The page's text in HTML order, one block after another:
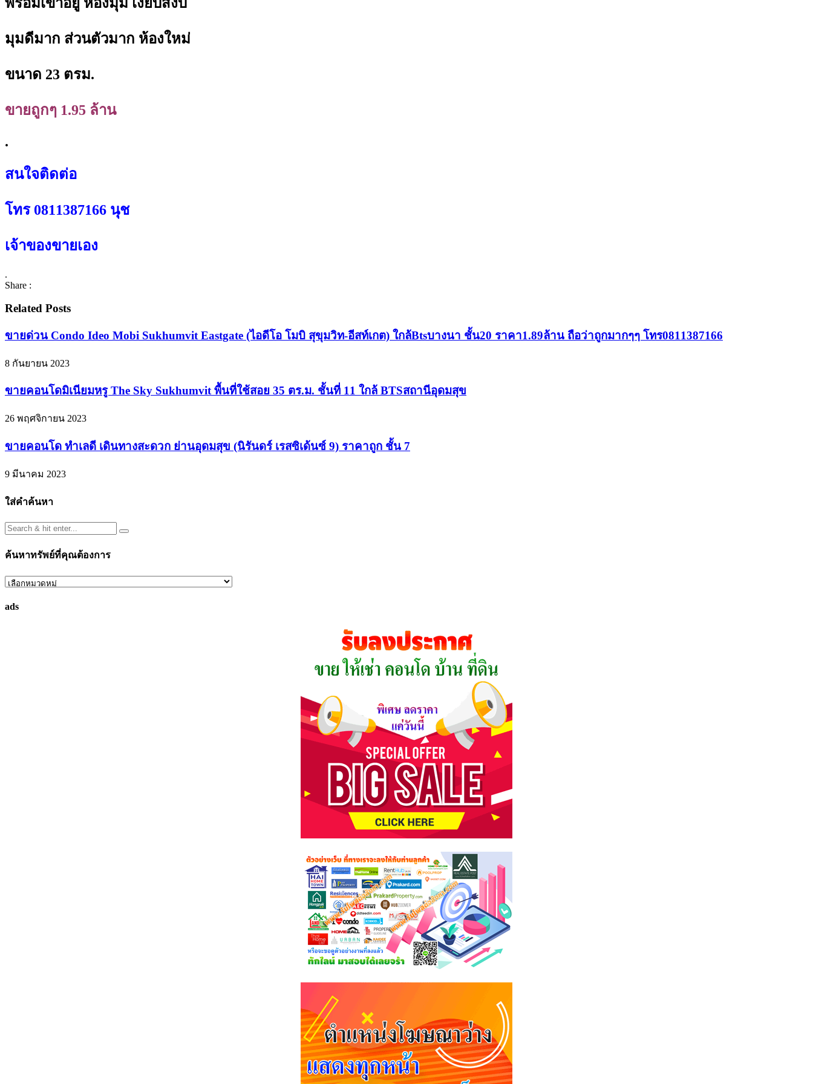
พร้อมเข้าอยู่ ห้องมุม เงียบสงบ
มุมดีมาก ส่วนตัวมาก ห้องใหม่
ขนาด 23 ตรม.
ขายถูกๆ 1.95 ล้าน
.
สนใจติดต่อ
โทร 0811387166 นุช
เจ้าของขายเอง
.
Share :
Related Posts
ขายด่วน Condo Ideo Mobi Sukhumvit Eastgate (ไอดีโอ โมบิ สุขุมวิท-อีสท์เกต) ใกล้Btsบางนา ชั้น20 ราคา1.89ล้าน ถือว่าถูกมากๆๆ โทร0811387166
8 กันยายน 2023
ขายคอนโดมิเนียมหรู The Sky Sukhumvit พื้นที่ใช้สอย 35 ตร.ม. ชั้นที่ 11 ใกล้ BTSสถานีอุดมสุข
26 พฤศจิกายน 2023
ขายคอนโด ทำเลดี เดินทางสะดวก ย่านอุดมสุข (นิรันดร์ เรสซิเด้นซ์ 9) ราคาถูก ชั้น 7
9 มีนาคม 2023
ใส่คำค้นหา
ค้นหาทรัพย์ที่คุณต้องการ
ค้นหา
ที่
ads